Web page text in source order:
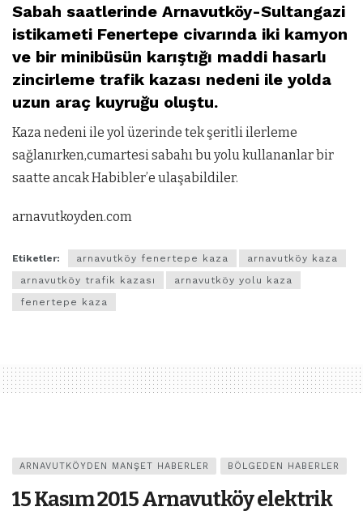
Sabah saatlerinde Arnavutköy-Sultangazi
istikameti Fenertepe civarında iki kamyon
ve bir minibüsün karıştığı maddi hasarlı
zincirleme trafik kazası nedeni ile yolda
uzun araç kuyruğu oluştu.
Kaza nedeni ile yol üzerinde tek şeritli ilerleme
sağlanırken,cumartesi sabahı bu yolu kullananlar bir
saatte ancak Habibler’e ulaşabildiler.
arnavutkoyden.com
Etiketler: arnavutköy fenertepe kaza
arnavutköy kaza
arnavutköy trafik kazası
arnavutköy yolu kaza
fenertepe kaza
ARNAVUTKÖYDEN MANŞET HABERLER BÖLGEDEN HABERLER
15 Kasım 2015 Arnavutköy elektrik